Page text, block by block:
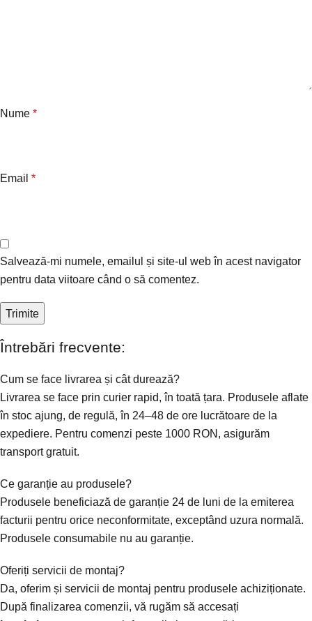
Nume *
Email *
Salvează-mi numele, emailul și site-ul web în acest navigator
pentru data viitoare când o să comentez.
Întrebări frecvente:
Cum se face livrarea și cât durează?
Livrarea se face prin curier rapid, în toată țara. Produsele aflate
în stoc ajung, de regulă, în 24–48 de ore lucrătoare de la
expediere. Pentru comenzi peste 1000 RON, asigurăm
transport gratuit.
Ce garanție au produsele?
Produsele beneficiază de garanție 24 de luni de la emiterea
facturii pentru orice neconformitate, exceptând uzura normală.
Produsele consumabile nu au garanție.
Oferiți servicii de montaj?
Da, oferim și servicii de montaj pentru produsele achiziționate.
După finalizarea comenzii, vă rugăm să accesați